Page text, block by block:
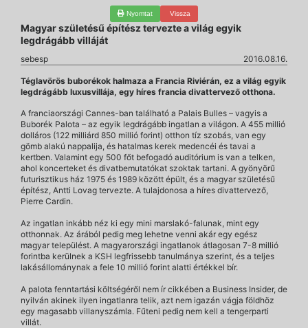
Nyomtat Vissza
Magyar születésű építész tervezte a világ egyik
legdrágább villáját
sebesp 2016.08.16.
Téglavörös buborékok halmaza a Francia Riviérán, ez a világ egyik
legdrágább luxusvillája, egy híres francia divattervező otthona.
A franciaországi Cannes-ban található a Palais Bulles – vagyis a
Buborék Palota – az egyik legdrágább ingatlan a világon. A 455 millió
dolláros (122 milliárd 850 millió forint) otthon tíz szobás, van egy
gömb alakú nappalija, és hatalmas kerek medencéi és tavai a
kertben. Valamint egy 500 főt befogadó auditórium is van a telken,
ahol koncerteket és divatbemutatókat szoktak tartani. A gyönyörű
futurisztikus ház 1975 és 1989 között épült, és a magyar születésű
építész, Antti Lovag tervezte. A tulajdonosa a híres divattervező,
Pierre Cardin.
Az ingatlan inkább néz ki egy mini marslakó-falunak, mint egy
otthonnak. Az árából pedig meg lehetne venni akár egy egész
magyar települést. A magyarországi ingatlanok átlagosan 7-8 millió
forintba kerülnek a KSH legfrissebb tanulmánya szerint, és a teljes
lakásállománynak a fele 10 millió forint alatti értékkel bír.
A palota fenntartási költségéről nem ír cikkében a Business Insider, de
nyilván akinek ilyen ingatlanra telik, azt nem igazán vágja földhöz
egy magasabb villanyszámla. Fűteni pedig nem kell a tengerparti
villát.